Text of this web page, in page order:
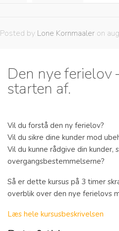
Posted by Lone Kornmaaler on
Den nye ferielov
starten af.
Vil du forstå den ny ferielov?
Vil du sikre dine kunder mod
Vil du kunne rådgive din kunder,
overgangsbestemmelserne?
Så er dette kursus på 3 timer
overblik over den nye ferielovs
Læs hele kursusbeskrivelsen